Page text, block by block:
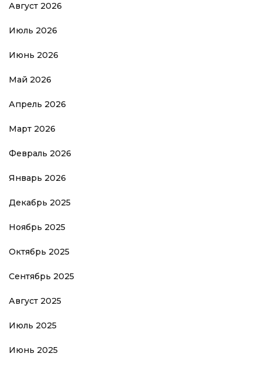
Август 2026
Июль 2026
Июнь 2026
Май 2026
Апрель 2026
Март 2026
Февраль 2026
Январь 2026
Декабрь 2025
Ноябрь 2025
Октябрь 2025
Сентябрь 2025
Август 2025
Июль 2025
Июнь 2025